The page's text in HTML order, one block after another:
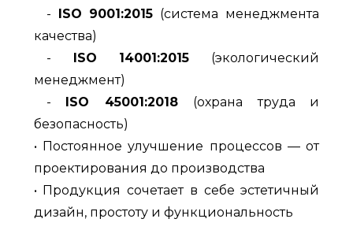
- ISO 9001:2015 (система менеджмента
качества)
- ISO 14001:2015 (экологический
менеджмент)
- ISO 45001:2018 (охрана труда и
безопасность)
• Постоянное улучшение процессов — от
проектирования до производства
• Продукция сочетает в себе эстетичный
дизайн, простоту и функциональность